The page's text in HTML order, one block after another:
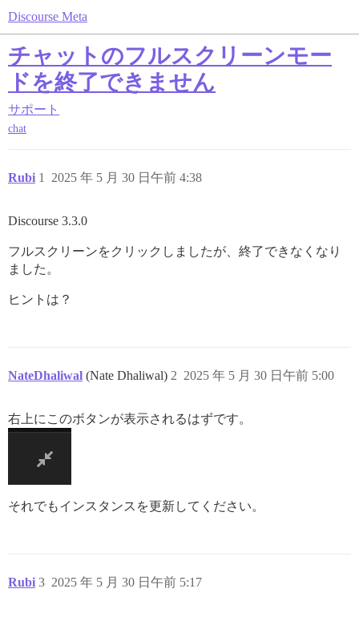
Discourse Meta
チャットのフルスクリーンモー
ドを終了できません
サポート
chat
Rubi 2025 年 5 月 30 日午前 4:38
1
Discourse 3.3.0
フルスクリーンをクリックしましたが、終了できなくなり
ました。
ヒントは？
NateDhaliwal (Nate Dhaliwal) 2025 年 5 月 30 日午前 5:00
2
右上にこのボタンが表示されるはずです。
それでもインスタンスを更新してください。
Rubi 2025 年 5 月 30 日午前 5:17
3